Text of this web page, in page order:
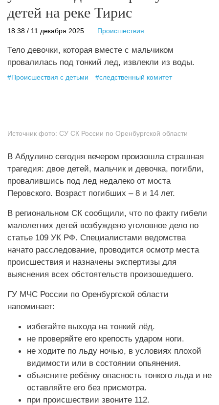
детей на реке Тирис
18:38 / 11 декабря 2025 Происшествия
Тело девочки, которая вместе с мальчиком
провалилась под тонкий лед, извлекли из воды.
#Происшествия с детьми #следственный комитет
Источник фото: СУ СК России по Оренбургской области
В Абдулино сегодня вечером произошла страшная
трагедия: двое детей, мальчик и девочка, погибли,
провалившись под лед недалеко от моста
Перовского. Возраст погибших – 8 и 14 лет.
В региональном СК сообщили, что по факту гибели
малолетних детей возбуждено уголовное дело по
статье 109 УК РФ. Специалистами ведомства
начато расследование, проводится осмотр места
происшествия и назначены экспертизы для
выяснения всех обстоятельств произошедшего.
ГУ МЧС России по Оренбургской области
напоминает:
избегайте выхода на тонкий лёд.
не проверяйте его крепость ударом ноги.
не ходите по льду ночью, в условиях плохой
видимости или в состоянии опьянения.
объясните ребёнку опасность тонкого льда и не
оставляйте его без присмотра.
при происшествии звоните 112.